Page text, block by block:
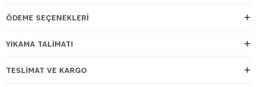
ÖDEME SEÇENEKLERI
YIKAMA TALİMATI
TESLIMAT VE KARGO